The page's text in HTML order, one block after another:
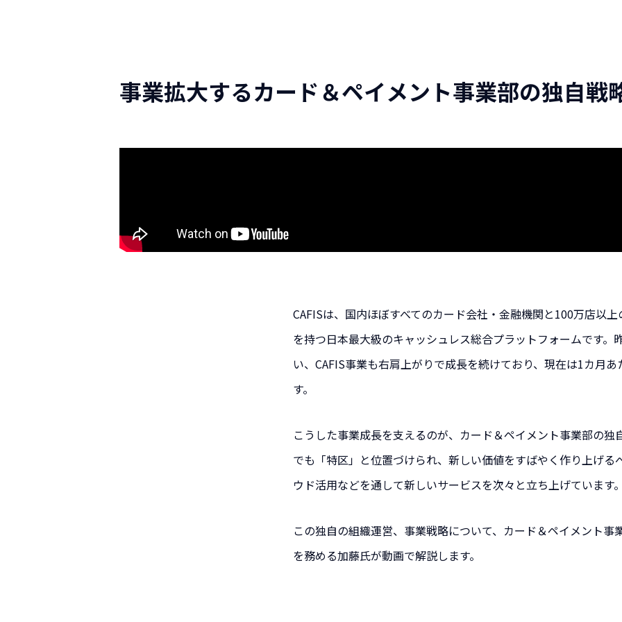
事業拡大するカード＆ペイメント事業部の独自戦
CAFISは、国内ほぼすべてのカード会社・金融機関と100万店以
を持つ日本最大級のキャッシュレス総合プラットフォームです。
い、CAFIS事業も右肩上がりで成長を続けており、現在は1カ月
す。
こうした事業成長を支えるのが、カード＆ペイメント事業部の
でも「特区」と位置づけられ、新しい価値をすばやく作り上げ
ウド活用などを通して新しいサービスを次々と立ち上げています
この独自の組織運営、事業戦略について、カード＆ペイメント
を務める加藤氏が動画で解説します。